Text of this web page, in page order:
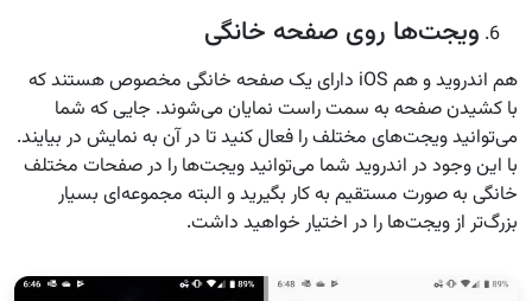
ویجت‌ها روی صفحه خانگی
هم اندروید و هم iOS دارای یک صفحه خانگی مخصوص هستند که
با کشیدن صفحه به سمت راست نمایان می‌شوند. جایی که شما
می‌توانید ویجت‌های مختلف را فعال کنید تا در آن به نمایش در بیایند.
با این وجود در اندروید شما می‌توانید ویجت‌ها را در صفحات مختلف
خانگی به صورت مستقیم به کار بگیرید و البته مجموعه‌ای بسیار
بزرگ‌تر از ویجت‌ها را در اختیار خواهید داشت.